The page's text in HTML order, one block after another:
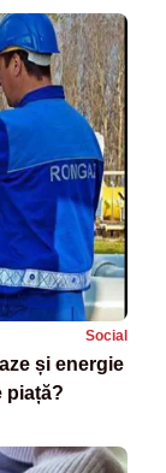
Social
și energie
piață?